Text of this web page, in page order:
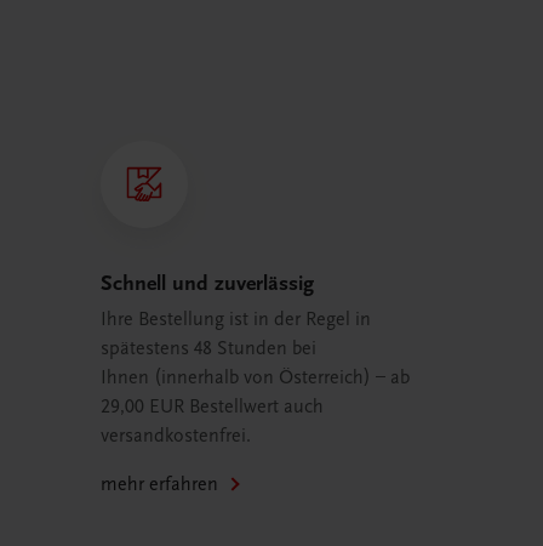
Schnell und zuverlässig
Ihre Bestellung ist in der Regel in
spätestens 48 Stunden bei
Ihnen (innerhalb von Österreich) – ab
29,00 EUR Bestellwert auch
versandkostenfrei.
mehr erfahren